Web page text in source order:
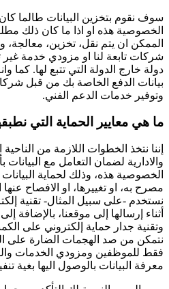
سوف نقوم بتخزين البيانات طالما
الخصوصية هذه او اذا ما كان ذلك
الممكن ان يتم نقل، تخزين، معالجة،
شركات تابعة لنا او مزودي خدمة غير
دولة خارج الدولة التي تتبع لها. كما
بيانات الدفع الخاصة بك من قبل
وتوفير خدمات الدعم الفني.
ما هي معايير الحماية التي
إننا نتخذ الخطوات اللازمة من الناحية
والادارية لضمان التعامل مع
الخصوصية هذه، وذلك لحماية
مصرح به، او تغييرها، او الافصاح
نستخدم -على سبيل المثال- تقنية
أثناء إرسالها إلى موقعنا، بالإضافة
وتقنية جدار حماية إلكتروني على
نتمكن من صد الهجمات الضارة على
فقط للموظفين ومزودي الخدمات
معرفة البيانات بالوصول اليها بغية